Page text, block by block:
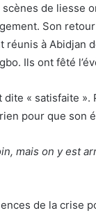
scènes de liesse
Son
réunis à Abidjan
Ils ont fêté
dite « satisfaite ».
pour que son
mais on y est
de la crise